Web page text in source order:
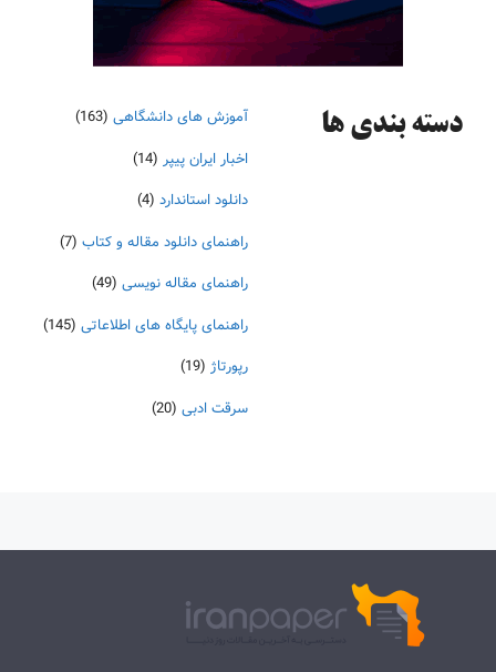
دسته‌ بندی ها آموزش های دانشگاهی (163)
اخبار ایران پیپر (14)
دانلود استاندارد (4)
راهنمای دانلود مقاله و کتاب (7)
راهنمای مقاله نویسی (49)
راهنمای پایگاه های اطلاعاتی (145)
رپورتاژ (19)
سرقت ادبی (20)